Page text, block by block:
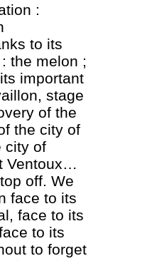
:
to its
the melon ;
important
stage
of the
the city of
city of
Ventoux…
off. We
face to its
face to its
to its
to forget